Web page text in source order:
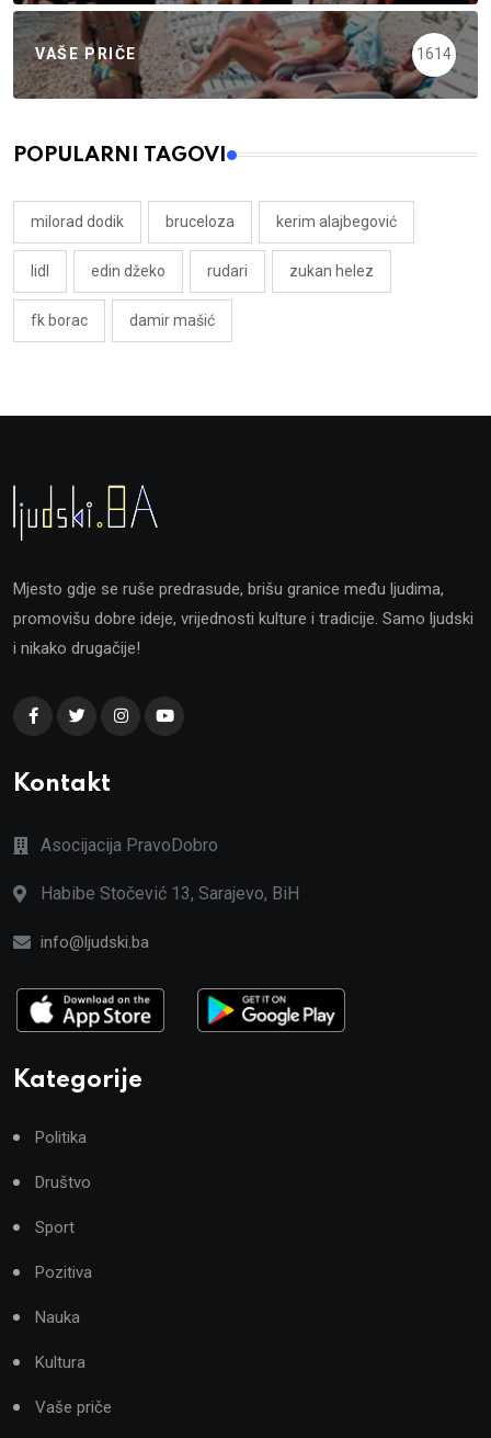
VAŠE PRIČE 1614
POPULARNI TAGOVI
milorad dodik bruceloza kerim alajbegović
lidl edin džeko rudari zukan helez
fk borac damir mašić
Mjesto gdje se ruše predrasude, brišu granice među ljudima,
promovišu dobre ideje, vrijednosti kulture i tradicije. Samo ljudski
i nikako drugačije!
Kontakt
Asocijacija PravoDobro
Habibe Stočević 13, Sarajevo, BiH
info@ljudski.ba
Kategorije
Politika
Društvo
Sport
Pozitiva
Nauka
Kultura
Vaše priče